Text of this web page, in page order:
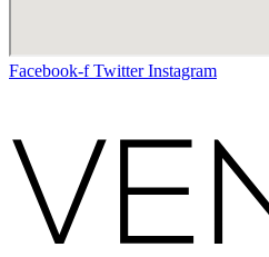
Facebook-f Twitter Instagram